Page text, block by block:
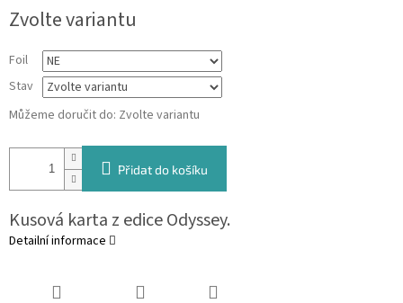
cena:
Zvolte variantu
Foil
Stav
Můžeme doručit do: Zvolte variantu
Přidat do košíku
Kusová karta z edice Odyssey.
Detailní informace